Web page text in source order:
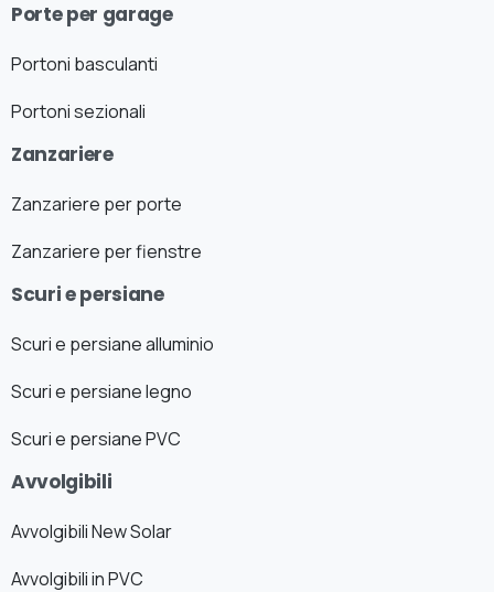
Porte per garage
Portoni basculanti
Portoni sezionali
Zanzariere
Zanzariere per porte
Zanzariere per fienstre
Scuri e persiane
Scuri e persiane alluminio
Scuri e persiane legno
Scuri e persiane PVC
Avvolgibili
Avvolgibili New Solar
Avvolgibili in PVC